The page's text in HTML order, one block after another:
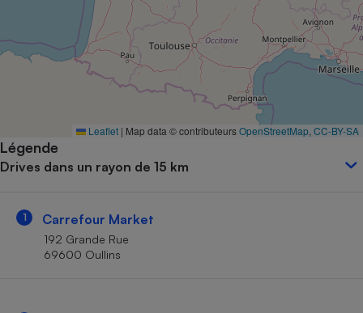
Leaflet | Map data © contributeursOpenStreetMap CC-BY-SA
Légende
Drives dans un rayon de 15 km
1 Carrefour Market
192 Grande Rue
69600 Oullins
Complément
alimentaire
Assurance emprunteur
Petit électroménager -
Mutuelle